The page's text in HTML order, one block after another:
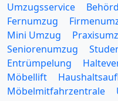
Umzugsservice
Fernumzug
Mini Umzug
Seniorenumzug
Entrümpelung
Möbellift
Möbelmitfahrzentrale